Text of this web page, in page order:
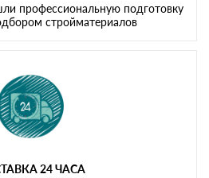
профессиональную подготовку
стройматериалов
24 ЧАСА